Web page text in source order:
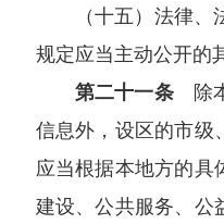
（十五）法律
规定应当主动公开的
第二十一条除本
信息外，设区的市级
应当根据本地方的具
建设、公共服务、公